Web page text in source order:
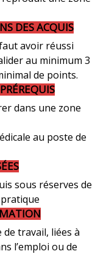
DES ACQUIS
avoir réussi
au minimum 3
de points.
dans une zone
au poste de
sous réserves de
travail, liées à
l’emploi ou de